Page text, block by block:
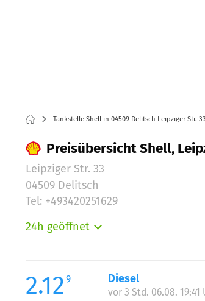
Tankstelle Shell in 04509 Delitsch Leipziger Str. 33
Preisübersicht Shell,
Leipziger Str. 33
04509 Delitsch
Tel: +493420251629
24h geöffnet
Mittwoch:
Donnerstag:
2.12 9 Diesel
vor 3 Std. 06.08. 19:41